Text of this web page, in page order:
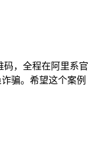
码，全程在阿里系官
骗。希望这个案例